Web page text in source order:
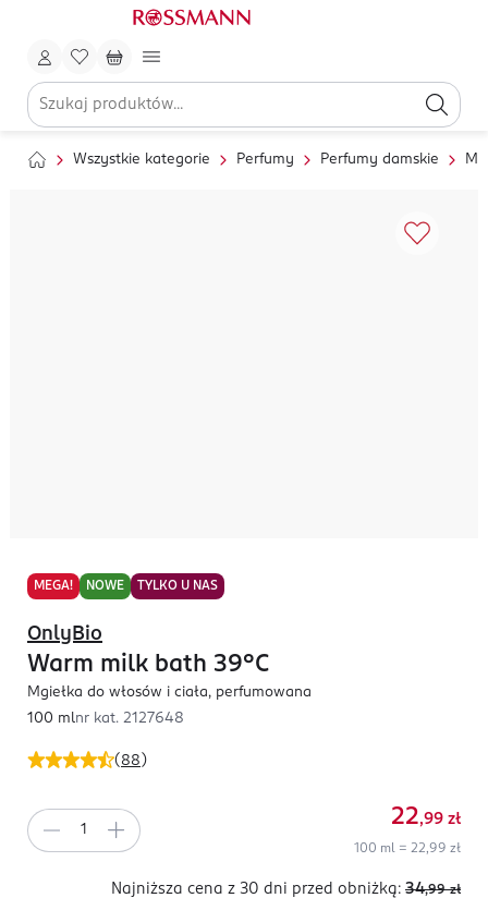
Wszystkie kategorie Perfumy Perfumy damskie
MEGA! NOWE TYLKO U NAS
( 88 )
OnlyBio
Warm milk bath 39°C
Mgiełka do włosów i ciała, perfumowana
100 mlnr kat. 2127648
22,99 zł
100 ml = 22,99 zł
Najniższa cena z 30 dni przed obniżką: 34,99 zł